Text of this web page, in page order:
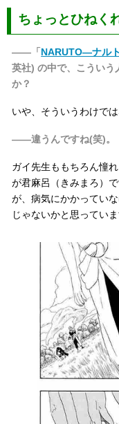
ちょっとひねく
――「 NARUTO―ナル
英社) の中で、こうい
か？
いや、そういうわけでは
――違うんですね(笑)。
ガイ先生ももちろん憧
が君麻呂（きみまろ）
が、病気にかかってい
じゃないかと思っていま